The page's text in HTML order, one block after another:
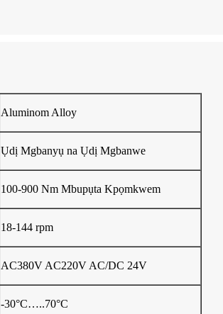
Aluminom Alloy
Ụdị Mgbanyụ na Ụdị Mgbanwe
100-900 Nm Mbupụta Kpọmkwem
18-144 rpm
AC380V AC220V AC/DC 24V
-30°C…..70°C